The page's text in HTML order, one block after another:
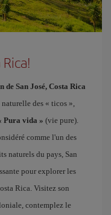
de San José, Costa Rica
des « ticos »,
Pura vida » (vie pure).
comme l'un des
naturels du pays, San
pour explorer les
Rica. Visitez son
contemplez le